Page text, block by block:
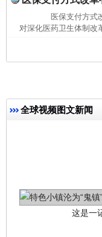
医保支付方式改
对深化医药卫生体制改
全球视频图文新闻
网上购药